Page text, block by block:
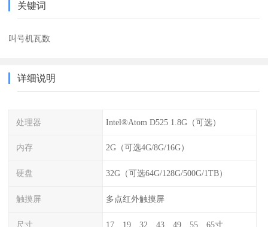
关键词
叫号机瓦数
详细说明
处理器 Intel®Atom D525 1.8G（可选）
内存 2G（可选4G/8G/16G）
硬盘 32G（可选64G/128G/500G/1TB）
触摸屏 多点红外触摸屏
尺寸 17、19、32、43、49、55、65寸